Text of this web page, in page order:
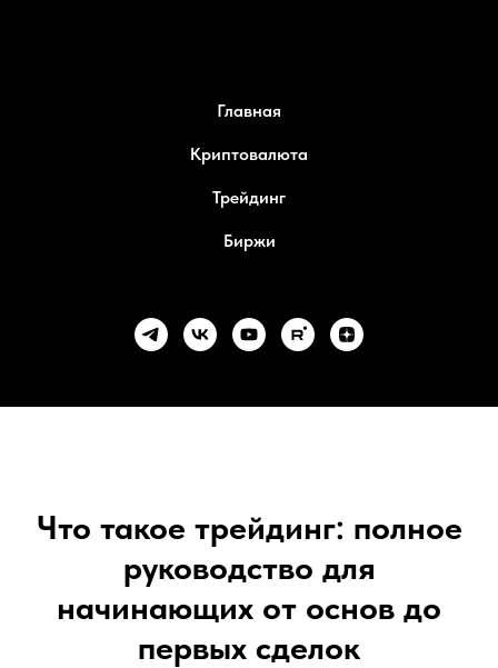
Главная
Криптовалюта
Трейдинг
Биржи
Что такое трейдинг: полное
руководство для
начинающих от основ до
первых сделок